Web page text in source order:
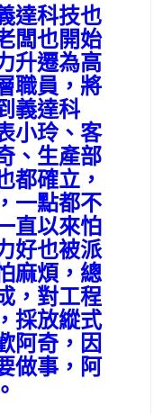
達科技也
闆也開始
升遷為高
職員，將
義達科
小玲、客
、生產部
都確立，
一點都不
直以來怕
好也被派
麻煩，總
，對工程
採放縱式
阿奇，因
做事，阿